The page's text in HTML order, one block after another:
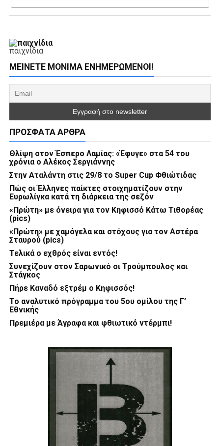
παιχνίδια
ΜΕΊΝΕΤΕ ΜΌΝΙΜΑ ΕΝΗΜΕΡΏΜΕΝΟΙ!
ΠΡΌΣΦΑΤΑ ΆΡΘΡΑ
Θλίψη στον Έσπερο Λαμίας: «Έφυγε» στα 54 του
χρόνια ο Αλέκος Σεργιάννης
Στην Αταλάντη στις 29/8 το Super Cup Φθιώτιδας
Πώς οι Έλληνες παίκτες στοιχηματίζουν στην
Ευρωλίγκα κατά τη διάρκεια της σεζόν
«Πρώτη» με όνειρα για τον Κηφισσό Κάτω Τιθορέας
(pics)
«Πρώτη» με χαμόγελα και στόχους για τον Αστέρα
Σταυρού (pics)
Τελικά ο εχθρός είναι εντός!
Συνεχίζουν στον Σαρωνικό οι Τρούμπουλος και
Στάγκος
Πήρε Καναδό εξτρέμ ο Κηφισσός!
Το αναλυτικό πρόγραμμα του 5ου ομίλου της Γ’
Εθνικής
Πρεμιέρα με Άγραφα και φθιωτικό ντέρμπι!